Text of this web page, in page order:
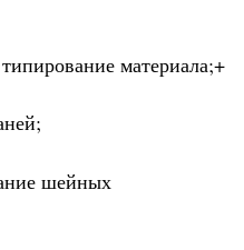
материала;+
шейных